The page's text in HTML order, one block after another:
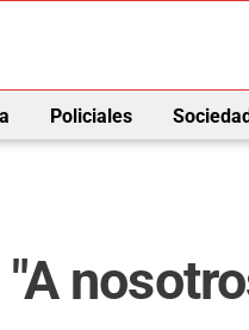
Policiales